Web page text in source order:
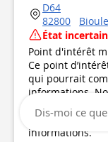
D64
82800
Bioule
État incertain
Point d'intérêt
Ce point
qui pourrait
informations.
renseigner et
nécessaires. Si
informations.
Dis-moi ce